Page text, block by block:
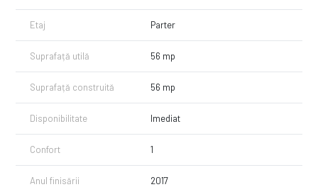
Etaj Parter
Suprafață utilă 56 mp
Suprafață construită 56 mp
Disponibilitate Imediat
Confort 1
Anul finisării 2017